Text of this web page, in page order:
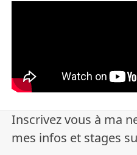
Inscrivez vous à ma
mes infos et stages